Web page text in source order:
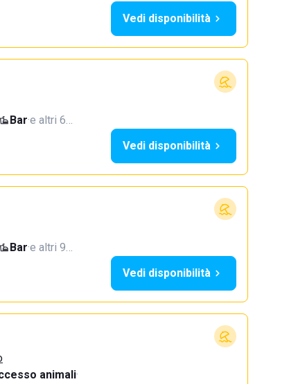
Vedi disponibilità
Bar·e altri 6…
Vedi disponibilità
Bar·e altri 9…
Vedi disponibilità
animali·